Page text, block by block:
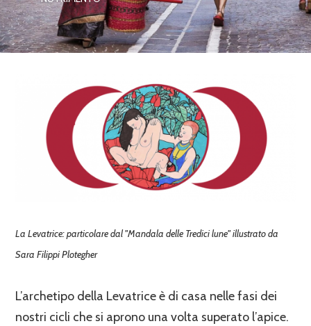
La Levatrice: particolare dal "Mandala delle Tredici lune" illustrato da
Sara Filippi Plotegher
L’archetipo della Levatrice è di casa nelle fasi dei
nostri cicli che si aprono una volta superato l’apice.